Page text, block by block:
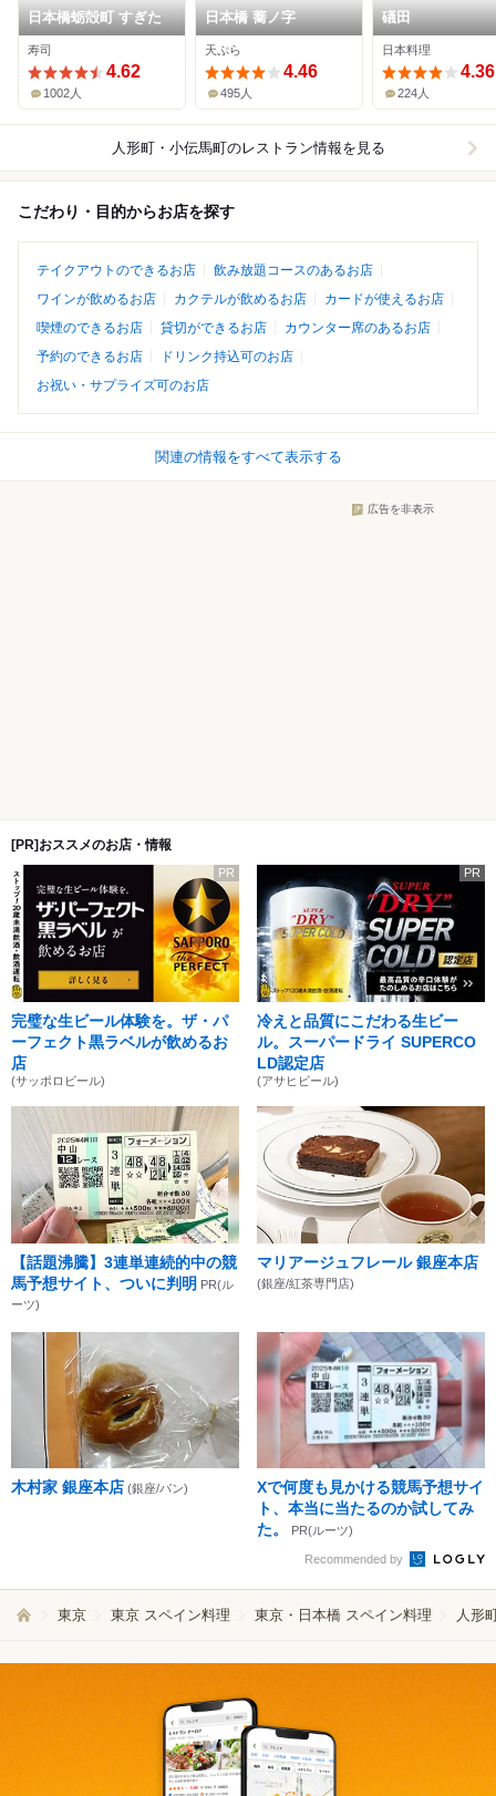
日本橋蛎殻町 すぎた
寿司
4.62
1002人
日本橋 蕎ノ字
天ぷら
4.46
495人
礒田
日本料理
4.36
224人
人形町・小伝馬町のレストラン情報を見る
こだわり・目的からお店を探す
テイクアウトのできるお店
飲み放題コースのあるお店
ワインが飲めるお店
カクテルが飲めるお店
カードが使えるお店
喫煙のできるお店
貸切ができるお店
カウンター席のあるお店
予約のできるお店
ドリンク持込可のお店
お祝い・サプライズ可のお店
関連の情報をすべて表示する
広告を非表示
[PR]おススメのお店・情報
PR
完璧な生ビール体験を。ザ・パ
ーフェクト黒ラベルが飲めるお
店
(サッポロビール)
PR
冷えと品質にこだわる生ビー
ル。スーパードライ SUPERCO
LD認定店
(アサヒビール)
【話題沸騰】3連単連続的中の競
馬予想サイト、ついに判明 PR(ル
ーツ)
マリアージュフレール 銀座本店
(銀座/紅茶専門店)
木村家 銀座本店 (銀座/パン)
Xで何度も見かける競馬予想サイ
ト、本当に当たるのか試してみ
た。
PR(ルーツ)
Recommended by
東京 東京 スペイン料理 東京・日本橋 スペイン料理 人形